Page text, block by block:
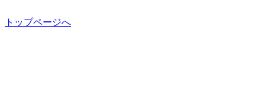
流での現状分析、顧客ヒアリング、戦略策定、技術選定、
ーケットプレイス」が存在し、本ツールを活用で上司の引
w.businessinsider.jp/post-283587) アサヒグループホールディン
（真北）という言葉がよくつかわれる。針が少し東に傾い
トップページへ